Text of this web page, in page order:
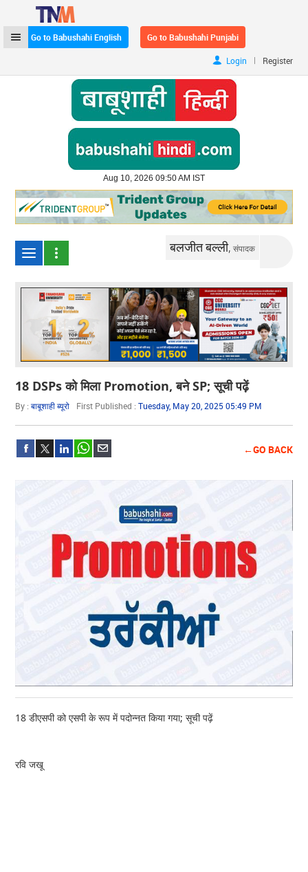
Go to Babushahi English Go to Babushahi Punjabi
Login | Register
Aug 10, 2026 09:50 AM IST
बलजीत बल्ली,संपादक
18 DSPs को मिला Promotion, बने SP; सूची पढ़ें
By :बाबूशाही ब्यूरो First Published :Tuesday, May 20, 2025 05:49 PM
←GO BACK
18 डीएसपी को एसपी के रूप में पदोन्नत किया गया; सूची पढ़ें
रवि जखू